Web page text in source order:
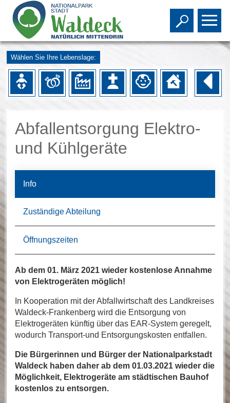
Toggle
Wählen Sie Ihre Lebenslage:
Abfallentsorgung Elektro-
und Kühlgeräte
Info
Zuständige Abteilung
Öffnungszeiten
Ab dem 01. März 2021 wieder kostenlose Annahme
von Elektrogeräten möglich!
In Kooperation mit der Abfallwirtschaft des Landkreises
Waldeck-Frankenberg wird die Entsorgung von
Elektrogeräten künftig über das EAR-System geregelt,
wodurch Transport-und Entsorgungskosten entfallen.
Die Bürgerinnen und Bürger der Nationalparkstadt
Waldeck haben daher ab dem 01.03.2021 wieder die
Möglichkeit, Elektrogeräte am städtischen Bauhof
kostenlos zu entsorgen.